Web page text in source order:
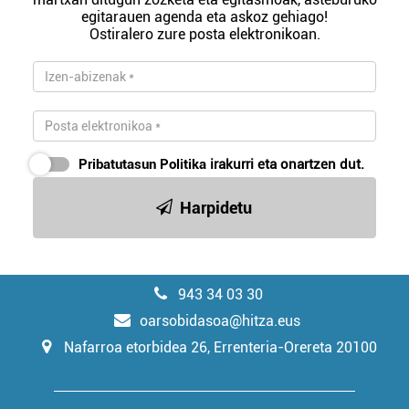
egitarauen agenda eta askoz gehiago!
Ostiralero zure posta elektronikoan.
Pribatutasun Politika irakurri eta onartzen dut.
Harpidetu
943 34 03 30
oarsobidasoa@hitza.eus
Nafarroa etorbidea 26, Errenteria-Orereta 20100